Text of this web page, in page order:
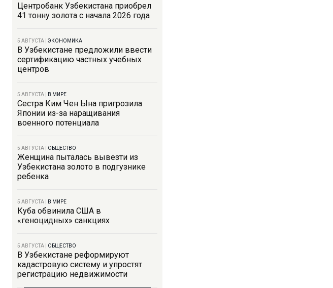
Центробанк Узбекистана приобрел
41 тонну золота с начала 2026 года
5 АВГУСТА ЭКОНОМИКА
В Узбекистане предложили ввести
сертификацию частных учебных
центров
5 АВГУСТА В МИРЕ
Сестра Ким Чен Ына пригрозила
Японии из-за наращивания
военного потенциала
5 АВГУСТА ОБЩЕСТВО
Женщина пыталась вывезти из
Узбекистана золото в подгузнике
ребенка
5 АВГУСТА В МИРЕ
Куба обвинила США в
«геноцидных» санкциях
5 АВГУСТА ОБЩЕСТВО
В Узбекистане реформируют
кадастровую систему и упростят
регистрацию недвижимости